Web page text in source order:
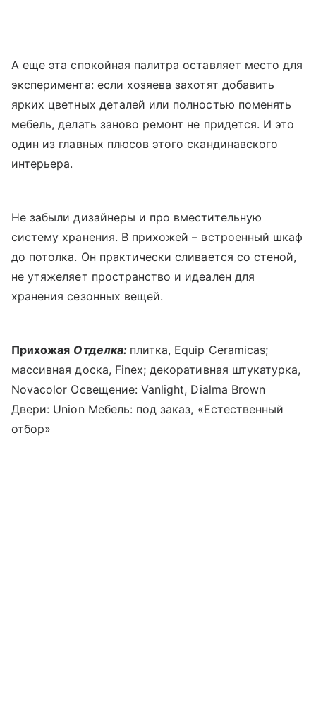
А еще эта спокойная палитра оставляет место для
эксперимента: если хозяева захотят добавить
ярких цветных деталей или полностью поменять
мебель, делать заново ремонт не придется. И это
один из главных плюсов этого скандинавского
интерьера.
Не забыли дизайнеры и про вместительную
систему хранения. В прихожей – встроенный шкаф
до потолка. Он практически сливается со стеной,
не утяжеляет пространство и идеален для
хранения сезонных вещей.
Прихожая Отделка: плитка, Equip Ceramicas;
массивная доска, Finex; декоративная штукатурка,
Novacolor Освещение: Vanlight, Dialma Brown
Двери: Union Мебель: под заказ, «Естественный
отбор»